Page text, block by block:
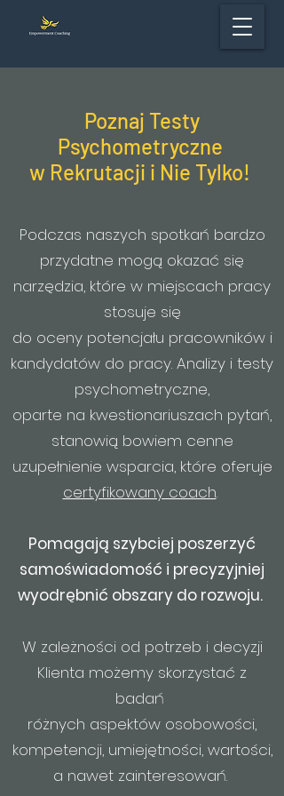
Poznaj Testy
Psychometryczne
w Rekrutacji i Nie Tylko!
Podczas naszych spotkań bardzo
przydatne mogą okazać się
narzędzia, które w miejscach pracy
stosuje się
do oceny potencjału pracowników i
kandydatów do pracy. Analizy i testy
psychometryczne,
oparte na kwestionariuszach pytań,
stanowią bowiem cenne
uzupełnienie wsparcia, które oferuje
certyfikowany coach.
Pomagają szybciej poszerzyć
samoświadomość i precyzyjniej
wyodrębnić obszary do rozwoju.
W zależności od potrzeb i decyzji
Klienta możemy skorzystać z
badań
różnych aspektów osobowości,
kompetencji, umiejętności, wartości,
a nawet zainteresowań.